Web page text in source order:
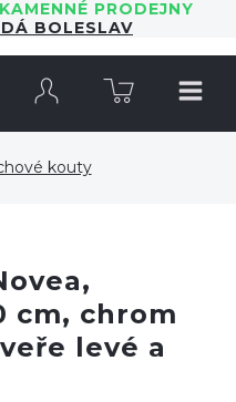
PRODEJNY
BOLESLAV
kouty
cm, chrom
levé a